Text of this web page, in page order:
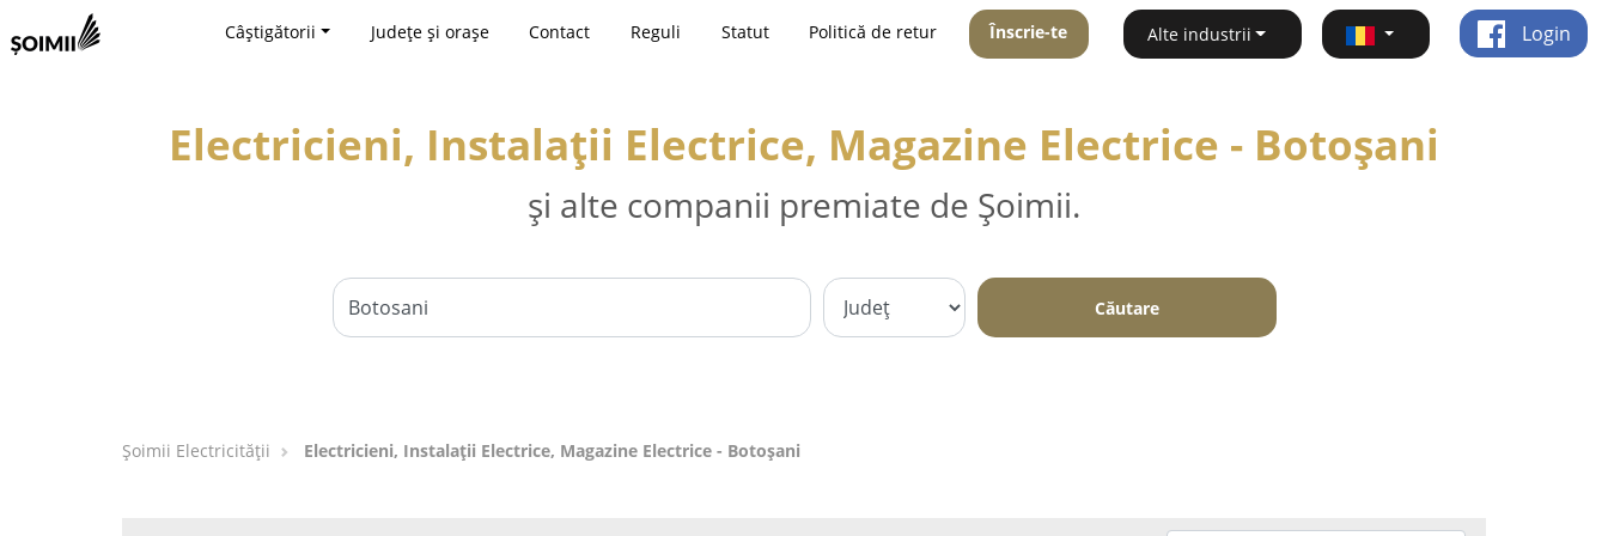
Câștigătorii Județe și orașe Contact Reguli Statut Politică de retur Înscrie-te Alte industrii Login
Electricieni, Instalații Electrice, Magazine Electrice - Botoşani
și alte companii premiate de Șoimii.
Căutare
Șoimii Electricității Electricieni, Instalații Electrice, Magazine Electrice - Botoşani